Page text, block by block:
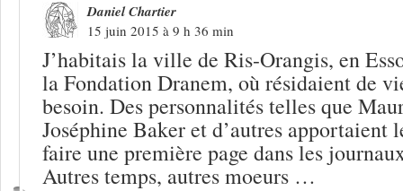
Daniel Chartier
15 juin 2015 à 9 h 36 min
J’habitais la ville de Ris-Orangis, en
la Fondation Dranem, où résidaient de
besoin. Des personnalités telles que
Joséphine Baker et d’autres apportaient
faire une première page dans les
Autres temps, autres moeurs …